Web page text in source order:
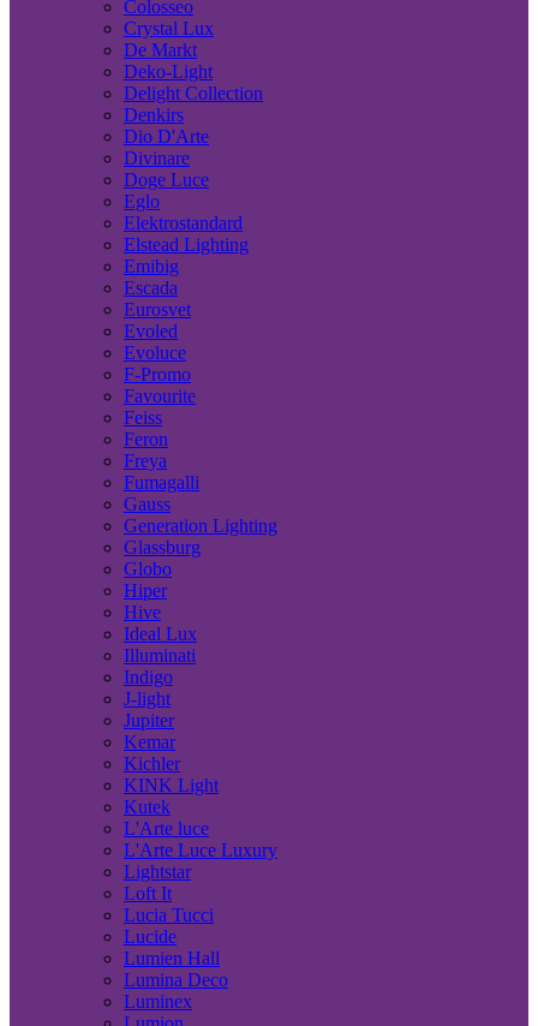
Colosseo
Crystal Lux
De Markt
Deko-Light
Delight Collection
Denkirs
Dio D'Arte
Divinare
Doge Luce
Eglo
Elektrostandard
Elstead Lighting
Emibig
Escada
Eurosvet
Evoled
Evoluce
F-Promo
Favourite
Feiss
Feron
Freya
Fumagalli
Gauss
Generation Lighting
Glassburg
Globo
Hiper
Hive
Ideal Lux
Illuminati
Indigo
J-light
Jupiter
Kemar
Kichler
KINK Light
Kutek
L'Arte luce
L'Arte Luce Luxury
Lightstar
Loft It
Lucia Tucci
Lucide
Lumien Hall
Lumina Deco
Luminex